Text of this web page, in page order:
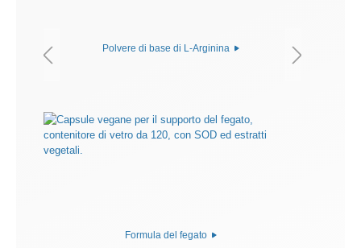
Polvere di base di L-Arginina
Formula del fegato